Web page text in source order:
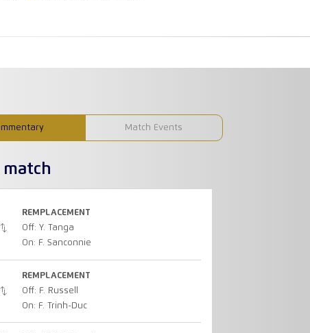
Match Events
match
REMPLACEMENT
Off: Y. Tanga
On: F. Sanconnie
REMPLACEMENT
Off: F. Russell
On: F. Trinh-Duc